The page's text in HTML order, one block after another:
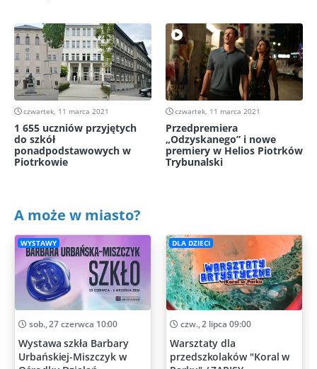
czwartek, 11 marca 2021
1 655 uczniów przyjętych
do szkół
ponadpodstawowych w
Piotrkowie
czwartek, 11 marca 2021
Przedpremiera
„Odzyskanego” i nowe
premiery w Helios Piotrków
Trybunalski
A może w miasto?
WYSTAWY
sob., 27 czerwca 10:00
Wystawa szkła Barbary
Urbańskiej-Miszczyk w
DLA DZIECI
czw., 2 lipca 09:00
Warsztaty dla
przedszkolaków "Koral w